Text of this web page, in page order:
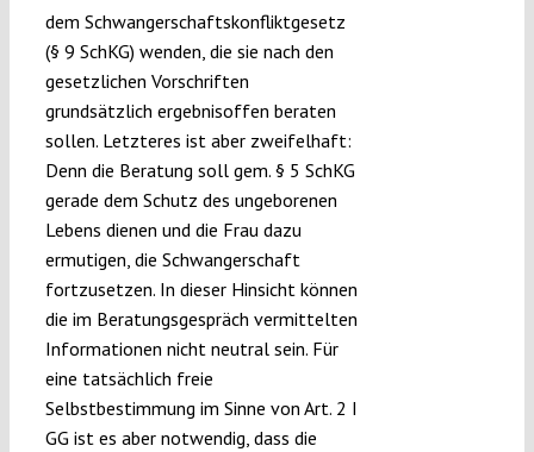
dem Schwangerschaftskonfliktgesetz
(§ 9 SchKG) wenden, die sie nach den
gesetzlichen Vorschriften
grundsätzlich ergebnisoffen beraten
sollen. Letzteres ist aber zweifelhaft:
Denn die Beratung soll gem. § 5 SchKG
gerade dem Schutz des ungeborenen
Lebens dienen und die Frau dazu
ermutigen, die Schwangerschaft
fortzusetzen. In dieser Hinsicht können
die im Beratungsgespräch vermittelten
Informationen nicht neutral sein. Für
eine tatsächlich freie
Selbstbestimmung im Sinne von Art. 2 I
GG ist es aber notwendig, dass die